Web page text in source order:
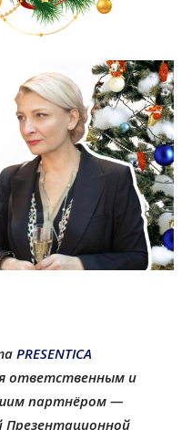
PRESENTICA
ответственным и
партнёром —
Презентационной